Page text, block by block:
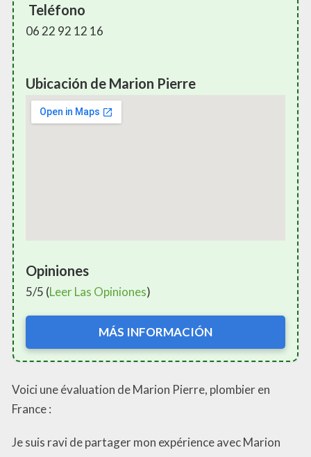
Teléfono
06 22 92 12 16
Ubicación de Marion Pierre
Opiniones
5/5 (Leer Las Opiniones)
MÁS INFORMACIÓN
Voici une évaluation de Marion Pierre, plombier en
France :
Je suis ravi de partager mon expérience avec Marion